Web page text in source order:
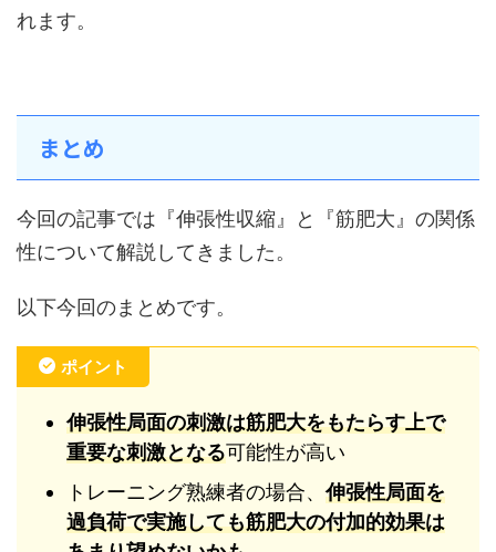
れます。
まとめ
今回の記事では『伸張性収縮』と『筋肥大』の関係
性について解説してきました。
以下今回のまとめです。
ポイント
伸張性局面の刺激は筋肥大をもたらす上で
重要な刺激となる可能性が高い
トレーニング熟練者の場合、伸張性局面を
過負荷で実施しても筋肥大の付加的効果は